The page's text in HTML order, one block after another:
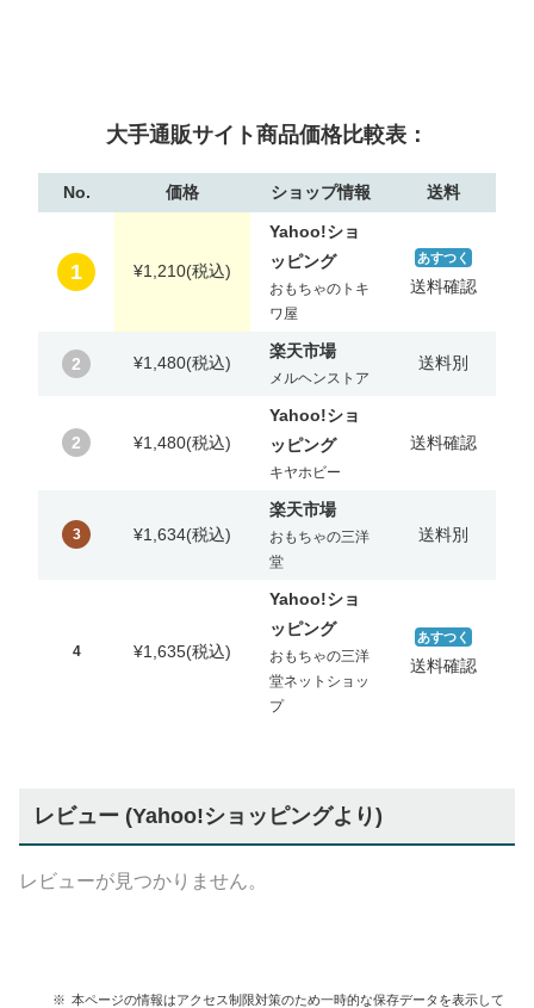
大手通販サイト商品価格比較表：
No. 価格 ショップ情報 送料
1 ¥1,210(税込)
Yahoo!ショ
ッピング
おもちゃのトキ
ワ屋
あすつく
送料確認
2 ¥1,480(税込)
楽天市場
メルヘンストア
送料別
2 ¥1,480(税込)
Yahoo!ショ
ッピング
キヤホビー
送料確認
3 ¥1,634(税込)
楽天市場
おもちゃの三洋
堂
送料別
4 ¥1,635(税込)
Yahoo!ショ
ッピング
おもちゃの三洋
堂ネットショッ
プ
あすつく
送料確認
レビュー (Yahoo!ショッピングより)
レビューが見つかりません。
本ページの情報はアクセス制限対策のため一時的な保存データを表示して